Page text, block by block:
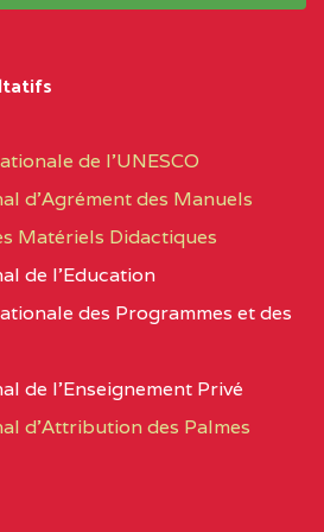
D'ENSEIGNEMENT
PROFESSIONNEL
(CEGEP) STE FOI BP
:4740 YAOUNDE
COLLEGE PANAFRICAIN
DE L'EXCELLENCE BP
COLLEGE PRIVE
de l’UNESCO
d’Agrément des Manuels
Matériels Didactiques
de l’Education
des Programmes et des
de l’Enseignement Privé
d'Attribution des Palmes